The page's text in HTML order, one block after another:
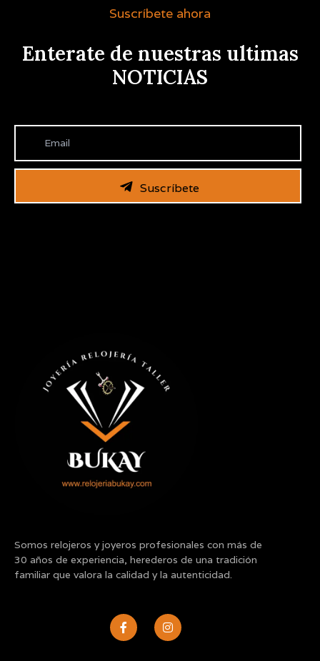
Suscríbete ahora
Enterate de nuestras ultimas
NOTICIAS
Suscríbete
Somos relojeros y joyeros profesionales con más de
30 años de experiencia, herederos de una tradición
familiar que valora la calidad y la autenticidad.
F
a
c
I
n
s